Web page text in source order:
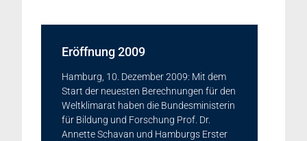
Eröffnung 2009
Hamburg, 10. Dezember 2009: Mit dem
Start der neuesten Berechnungen für den
Weltklimarat haben die Bundesministerin
für Bildung und Forschung Prof. Dr.
Annette Schavan und Hamburgs Erster